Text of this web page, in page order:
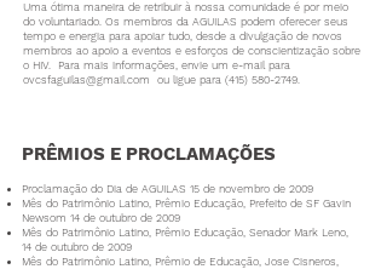
Uma ótima maneira de retribuir à nossa comunidade é por meio
do voluntariado. Os membros da AGUILAS podem oferecer seus
tempo e energia para apoiar tudo, desde a divulgação de novos
membros ao apoio a eventos e esforços de conscientização sobre
o HIV.
Para mais informações, envie um e-mail para
ovcsfaguilas@gmail.com
ou ligue para (415) 580-2749.
PRÊMIOS E PROCLAMAÇÕES
Proclamação do Dia de AGUILAS 15 de novembro de 2009
Mês do Patrimônio Latino, Prêmio Educação, Prefeito de SF Gavin
Newsom 14 de outubro de 2009
Mês do Patrimônio Latino, Prêmio Educação, Senador Mark Leno,
14 de outubro de 2009
Mês do Patrimônio Latino, Prêmio de Educação, Jose Cisneros,